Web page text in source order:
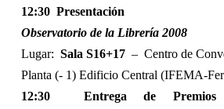
12:30 Presentación
Observatorio de la Librería 2008
Lugar: Sala S16+17 – Centro de
Planta (- 1) Edificio Central (IFEMA-
12:30
Entrega de